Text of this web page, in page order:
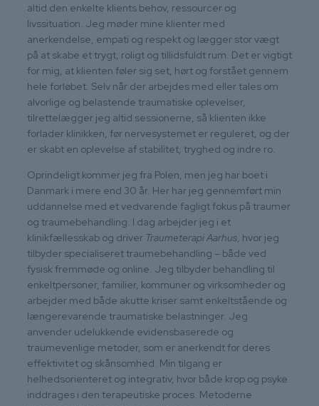
altid den enkelte klients behov, ressourcer og
livssituation. Jeg møder mine klienter med
anerkendelse, empati og respekt og lægger stor vægt
på at skabe et trygt, roligt og tillidsfuldt rum. Det er vigtigt
for mig, at klienten føler sig set, hørt og forstået gennem
hele forløbet. Selv når der arbejdes med eller tales om
alvorlige og belastende traumatiske oplevelser,
tilrettelægger jeg altid sessionerne, så klienten ikke
forlader klinikken, før nervesystemet er reguleret, og der
er skabt en oplevelse af stabilitet, tryghed og indre ro.
Oprindeligt kommer jeg fra Polen, men jeg har boet i
Danmark i mere end 30 år. Her har jeg gennemført min
uddannelse med et vedvarende fagligt fokus på traumer
og traumebehandling. I dag arbejder jeg i et
klinikfællesskab og driver Traumeterapi Aarhus , hvor jeg
tilbyder specialiseret traumebehandling – både ved
fysisk fremmøde og online. Jeg tilbyder behandling til
enkeltpersoner, familier, kommuner og virksomheder og
arbejder med både akutte kriser samt enkeltstående og
længerevarende traumatiske belastninger. Jeg
anvender udelukkende evidensbaserede og
traumevenlige metoder, som er anerkendt for deres
effektivitet og skånsomhed. Min tilgang er
helhedsorienteret og integrativ, hvor både krop og psyke
inddrages i den terapeutiske proces. Metoderne